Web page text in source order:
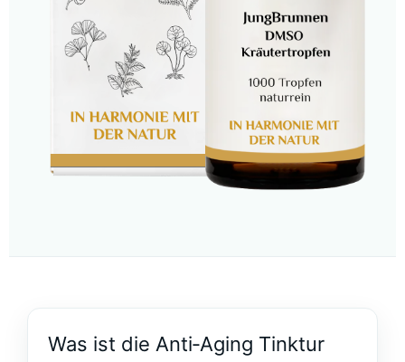
Was ist die Anti‑Aging Tinktur